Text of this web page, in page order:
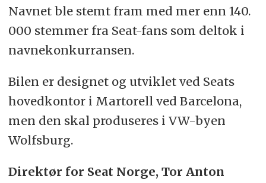
Navnet ble stemt fram med mer enn 140.
000 stemmer fra Seat-fans som deltok i
navnekonkurransen.
Bilen er designet og utviklet ved Seats
hovedkontor i Martorell ved Barcelona,
men den skal produseres i VW-byen
Wolfsburg.
Direktør for Seat Norge, Tor Anton